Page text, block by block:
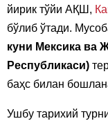
йирик тўйи АҚШ,
бўлиб ўтади.
куни Мексика ва
Республикаси)
баҳс билан
Ушбу тарихий